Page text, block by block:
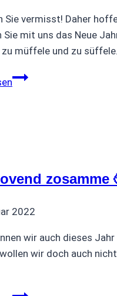
Sie vermisst! Daher
Sie mit uns das Neue
zu müffele und zu
Einladung
zosamme
2022
wir auch dieses
wir doch auch